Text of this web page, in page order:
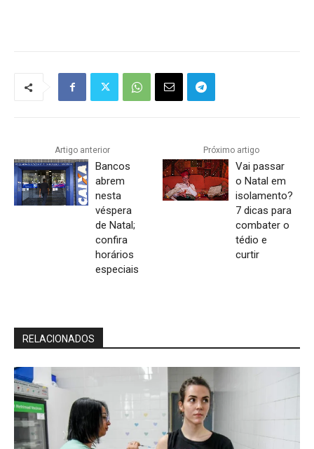
Artigo anterior
Bancos
abrem
nesta
véspera
de Natal;
confira
horários
especiais
Próximo artigo
Vai passar
o Natal em
isolamento?
7 dicas para
combater o
tédio e
curtir
RELACIONADOS